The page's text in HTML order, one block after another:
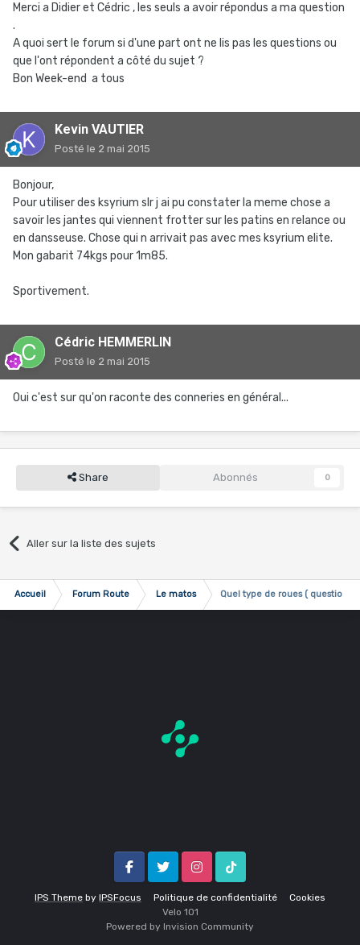
Merci a Didier et Cédric , les seuls a avoir répondus a ma question
.
A quoi sert le forum si d'une part ont ne lis pas les questions ou
que l'ont répondent a côté du sujet ?
Bon Week-end a tous
Kevin VAUTIER
Posté le 2 mai 2015
Bonjour,
Pour utiliser des ksyrium slr j ai pu constater la meme chose a
savoir les jantes qui viennent frotter sur les patins en relance ou
en dansseuse. Chose qui n arrivait pas avec mes ksyrium elite.
Mon gabarit 74kgs pour 1m85.
Sportivement.
Cédric HEMMERLIN
Posté le 2 mai 2015
Oui c'est sur qu'on raconte des conneries en général...
Share Abonnés 0
Aller sur la liste des sujets
Accueil Forum Route Le matos Quel type de roues ( question
IPS Theme by IPSFocus Politique de confidentialité Cookies
FacebookTwitter InstagramTik Tok
Velo 1O1
Powered by Invision Community